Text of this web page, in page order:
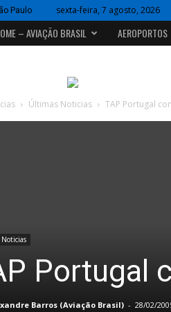
Paulo sexta-feira, 7 agosto, 2026
– AVIAÇÃO BRASIL AEROPORTOS
Últimas Noticias TAP Portugal
Portugal
Barros (Aviação Brasil) - 28/02/